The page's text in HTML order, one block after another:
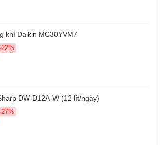
x 598S x 775-805C mm (khoét âm tủ
x 605S x 780-810C mm)
Lan
khí Daikin MC30YVM7
22%
DW-D12A-W (12 lít/ngày)
27%